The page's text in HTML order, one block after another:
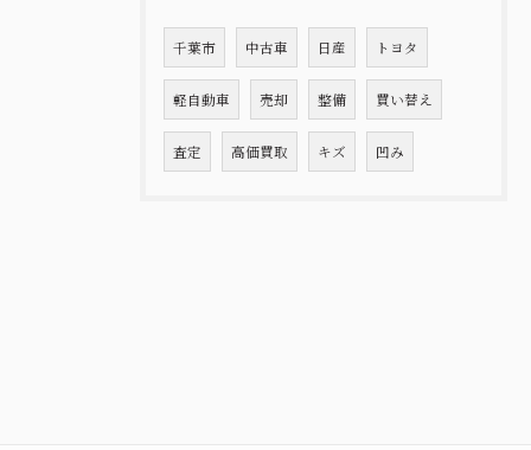
千葉市 中古車 日産 トヨタ
軽自動車 売却 整備 買い替え
査定 高価買取 キズ 凹み